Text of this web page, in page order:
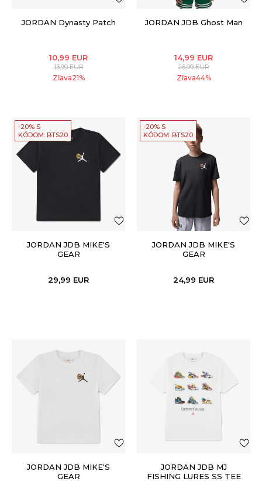
JORDAN Dynasty Patch
10,99 EUR
13,99EUR
Zľava21%
JORDAN JDB Ghost Man
14,99 EUR
26,99EUR
Zľava44%
-20% S
KÓDOM: BTS20
JORDAN JDB MIKE'S
GEAR
29,99 EUR
-20% S
KÓDOM: BTS20
JORDAN JDB MIKE'S
GEAR
24,99 EUR
JORDAN JDB MIKE'S
GEAR
JORDAN JDB MJ
FISHING LURES SS TEE